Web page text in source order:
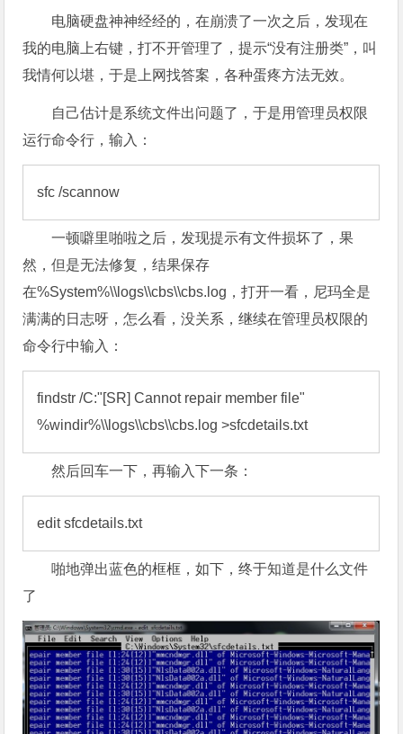
电脑硬盘神神经经的，在崩溃了一次之后，发现在
我的电脑上右键，打不开管理了，提示“没有注册类”，叫
我情何以堪，于是上网找答案，各种蛋疼方法无效。
自己估计是系统文件出问题了，于是用管理员权限
运行命令行，输入：
sfc /scannow
一顿噼里啪啦之后，发现提示有文件损坏了，果
然，但是无法修复，结果保存
在%System%\\logs\\cbs\\cbs.log，打开一看，尼玛全是
满满的日志呀，怎么看，没关系，继续在管理员权限的
命令行中输入：
findstr /C:"[SR] Cannot repair member file"
%windir%\\logs\\cbs\\cbs.log >sfcdetails.txt
然后回车一下，再输入下一条：
edit sfcdetails.txt
啪地弹出蓝色的框框，如下，终于知道是什么文件
了